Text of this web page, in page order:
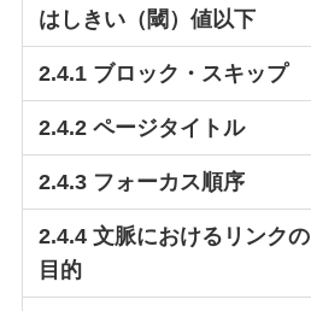
はしきい（閾）値以下
2.4.1 ブロック・スキップ
2.4.2 ページタイトル
2.4.3 フォーカス順序
2.4.4 文脈におけるリンクの
目的